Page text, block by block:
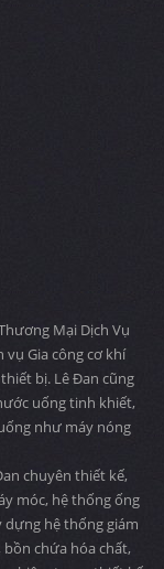
Mại Dịch Vụ
Gia công cơ khí
bị. Lê Đan cũng
uống tinh khiết,
như máy nóng
chuyên thiết kế,
móc, hệ thống ống
dựng hệ thống giám
chứa hóa chất,